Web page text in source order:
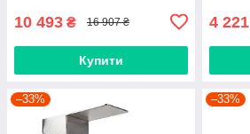
10 493 ₴ 16 907 ₴
Купити
4 221
–33% –33%